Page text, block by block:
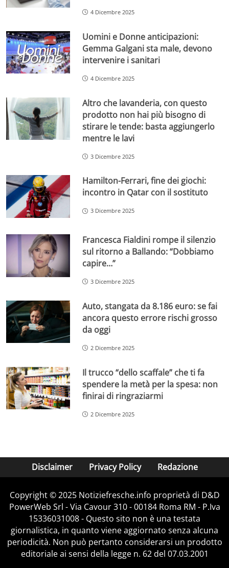
4 Dicembre 2025
Uomini e Donne anticipazioni:
Gemma Galgani sta male, devono
intervenire i sanitari
4 Dicembre 2025
Altro che lavanderia, con questo
prodotto non hai più bisogno di
stirare le tende: basta aggiungerlo
mentre le lavi
3 Dicembre 2025
Hamilton-Ferrari, fine dei giochi:
incontro in Qatar con il sostituto
3 Dicembre 2025
Francesca Fialdini rompe il silenzio
sul ritorno a Ballando: “Dobbiamo
capire…”
3 Dicembre 2025
Auto, stangata da 8.186 euro: se fai
ancora questo errore rischi grosso
da oggi
2 Dicembre 2025
Il trucco “dello scaffale” che ti fa
spendere la metà per la spesa: non
finirai di ringraziarmi
2 Dicembre 2025
Disclaimer Privacy Policy Redazione
Copyright © 2025 Notiziefresche.info proprietà di D&D
PowerWeb Srl - Via Cavour 310 - 00184 Roma RM - P.Iva
15336031008 - Questo sito non è una testata
giornalistica, in quanto viene aggiornato senza alcuna
periodicità. Non può pertanto considerarsi un prodotto
editoriale ai sensi della legge n. 62 del 07.03.2001